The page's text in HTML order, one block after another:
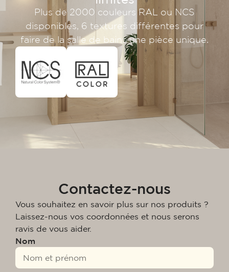
Plus de 2000 couleurs RAL ou NCS
disponibles, 6 textures différentes pour
faire de la salle de bains une pièce unique.
Contactez-nous
Vous souhaitez en savoir plus sur nos produits ?
Laissez-nous vos coordonnées et nous serons
ravis de vous aider.
Nom